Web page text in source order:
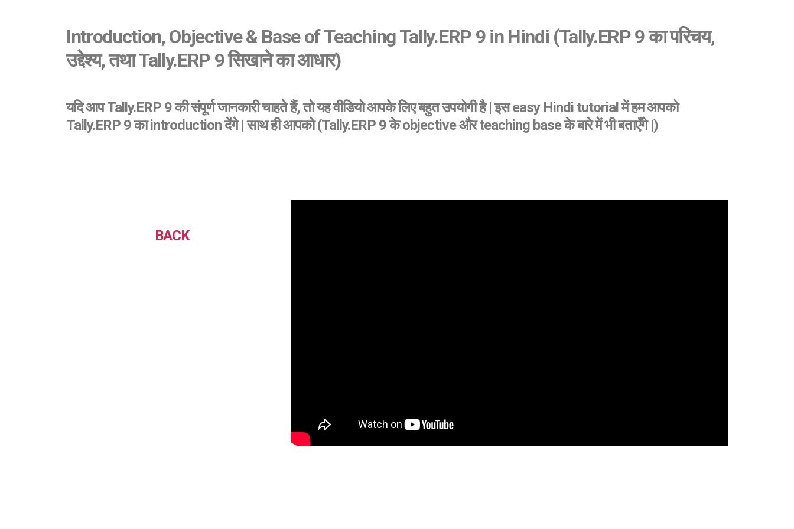
Introduction, Objective & Base of Teaching Tally.ERP 9 in Hindi (Tally.ERP 9 का परिचय,
उद्देश्य, तथा Tally.ERP 9 सिखाने का आधार)
यदि आप Tally.ERP 9 की संपूर्ण जानकारी चाहते हैं, तो यह वीडियो आपके लिए बहुत उपयोगी है | इस easy Hindi tutorial में हम आपको
Tally.ERP 9 का introduction देंगे | साथ ही आपको (Tally.ERP 9 के objective और teaching base के बारे में भी बताएँगे |)
BACK